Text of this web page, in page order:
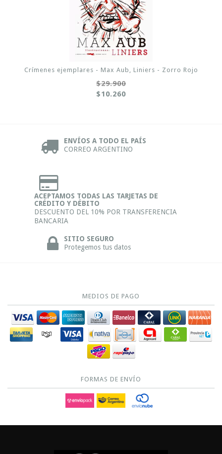
Crímenes ejemplares - Max Aub, Liniers - Zorro Rojo
$29.900
$10.260
ENVÍOS A TODO EL PAÍS
CORREO ARGENTINO
ACEPTAMOS TODAS LAS TARJETAS DE
CRÉDITO Y DÉBITO
DESCUENTO DEL 10% POR TRANSFERENCIA
BANCARIA
SITIO SEGURO
Protegemos tus datos
MEDIOS DE PAGO
FORMAS DE ENVÍO